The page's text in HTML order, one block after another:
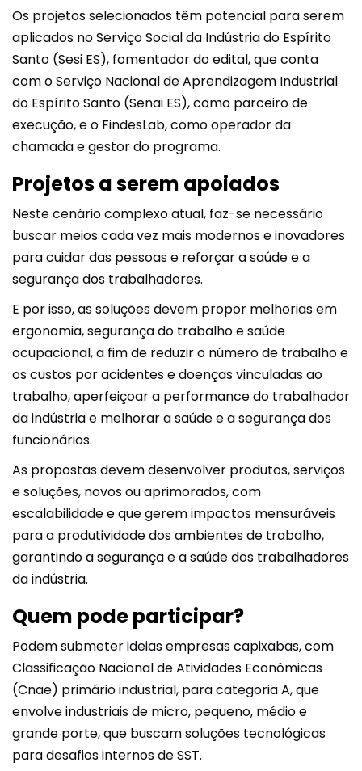
Os projetos selecionados têm potencial para serem
aplicados no Serviço Social da Indústria do Espírito
Santo (Sesi ES), fomentador do edital, que conta
com o Serviço Nacional de Aprendizagem Industrial
do Espírito Santo (Senai ES), como parceiro de
execução, e o FindesLab, como operador da
chamada e gestor do programa.
Projetos a serem apoiados
Neste cenário complexo atual, faz-se necessário
buscar meios cada vez mais modernos e inovadores
para cuidar das pessoas e reforçar a saúde e a
segurança dos trabalhadores.
E por isso, as soluções devem propor melhorias em
ergonomia, segurança do trabalho e saúde
ocupacional, a fim de reduzir o número de trabalho e
os custos por acidentes e doenças vinculadas ao
trabalho, aperfeiçoar a performance do trabalhador
da indústria e melhorar a saúde e a segurança dos
funcionários.
As propostas devem desenvolver produtos, serviços
e soluções, novos ou aprimorados, com
escalabilidade e que gerem impactos mensuráveis
para a produtividade dos ambientes de trabalho,
garantindo a segurança e a saúde dos trabalhadores
da indústria.
Quem pode participar?
Podem submeter ideias empresas capixabas, com
Classificação Nacional de Atividades Econômicas
(Cnae) primário industrial, para categoria A, que
envolve industriais de micro, pequeno, médio e
grande porte, que buscam soluções tecnológicas
para desafios internos de SST.